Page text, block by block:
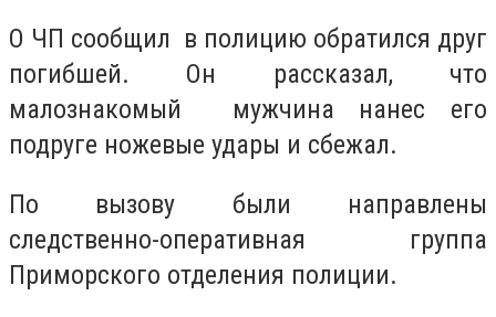
О ЧП сообщил в полицию обратился друг
погибшей. Он рассказал, что
малознакомый мужчина нанес его
подруге ножевые удары и сбежал.
По вызову были направлены
следственно-оперативная группа
Приморского отделения полиции.